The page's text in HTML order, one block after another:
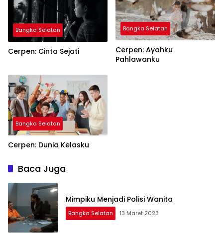
Bangka Selatan
Cerpen: Cinta Sejati
Bangka Selatan
Cerpen: Ayahku
Pahlawanku
Bangka Selatan
Cerpen: Dunia Kelasku
Baca Juga
Mimpiku Menjadi Polisi Wanita
Bangka Selatan 13 Maret 2023